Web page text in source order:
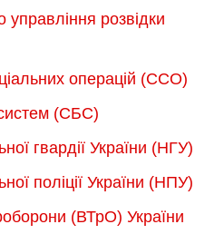
розвідки
операцій (ССО)
(СБС)
гвардії України (НГУ)
поліції України (НПУ)
(ВТрО) України